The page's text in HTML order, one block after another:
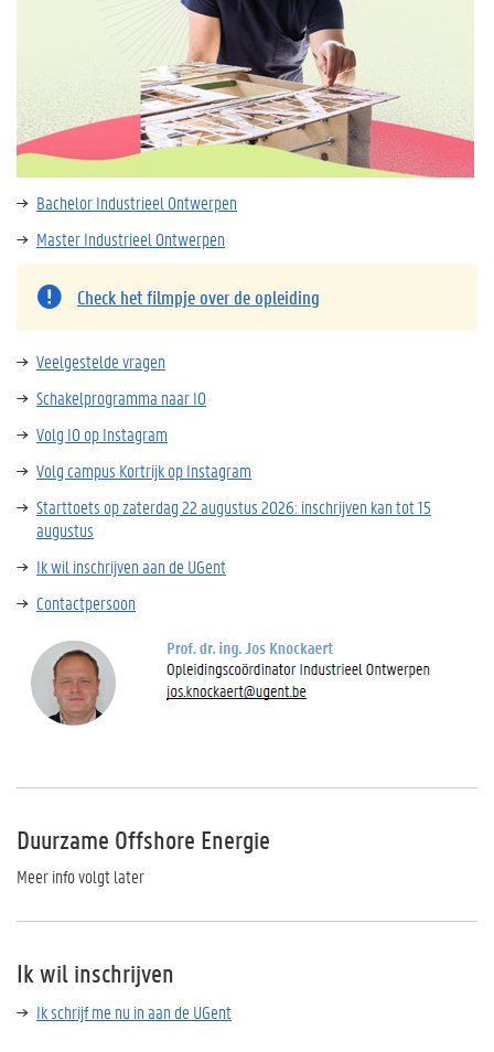
Bachelor Industrieel Ontwerpen
Master Industrieel Ontwerpen
Check het filmpje over de opleiding
Veelgestelde vragen
Schakelprogramma naar IO
Volg IO op Instagram
Volg campus Kortrijk op Instagram
Starttoets op zaterdag 22 augustus 2026: inschrijven kan tot 15
augustus
Ik wil inschrijven aan de UGent
Contactpersoon
Duurzame Offshore Energie
Meer info volgt later
Ik wil inschrijven
Ik schrijf me nu in aan de UGent